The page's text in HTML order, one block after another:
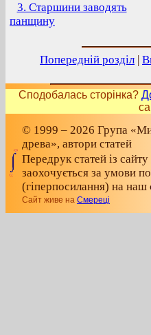
3. Старшини заводять
панщину
Попередній розділ |
Сподобалась сторінка?
© 1999 – 2026 Група
древа», автори статей
Передрук статей із сайту
заохочується за умови
(гіперпосилання) на наш
Сайт живе на Смереці